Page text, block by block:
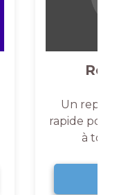
Un
rapide pour
à tout